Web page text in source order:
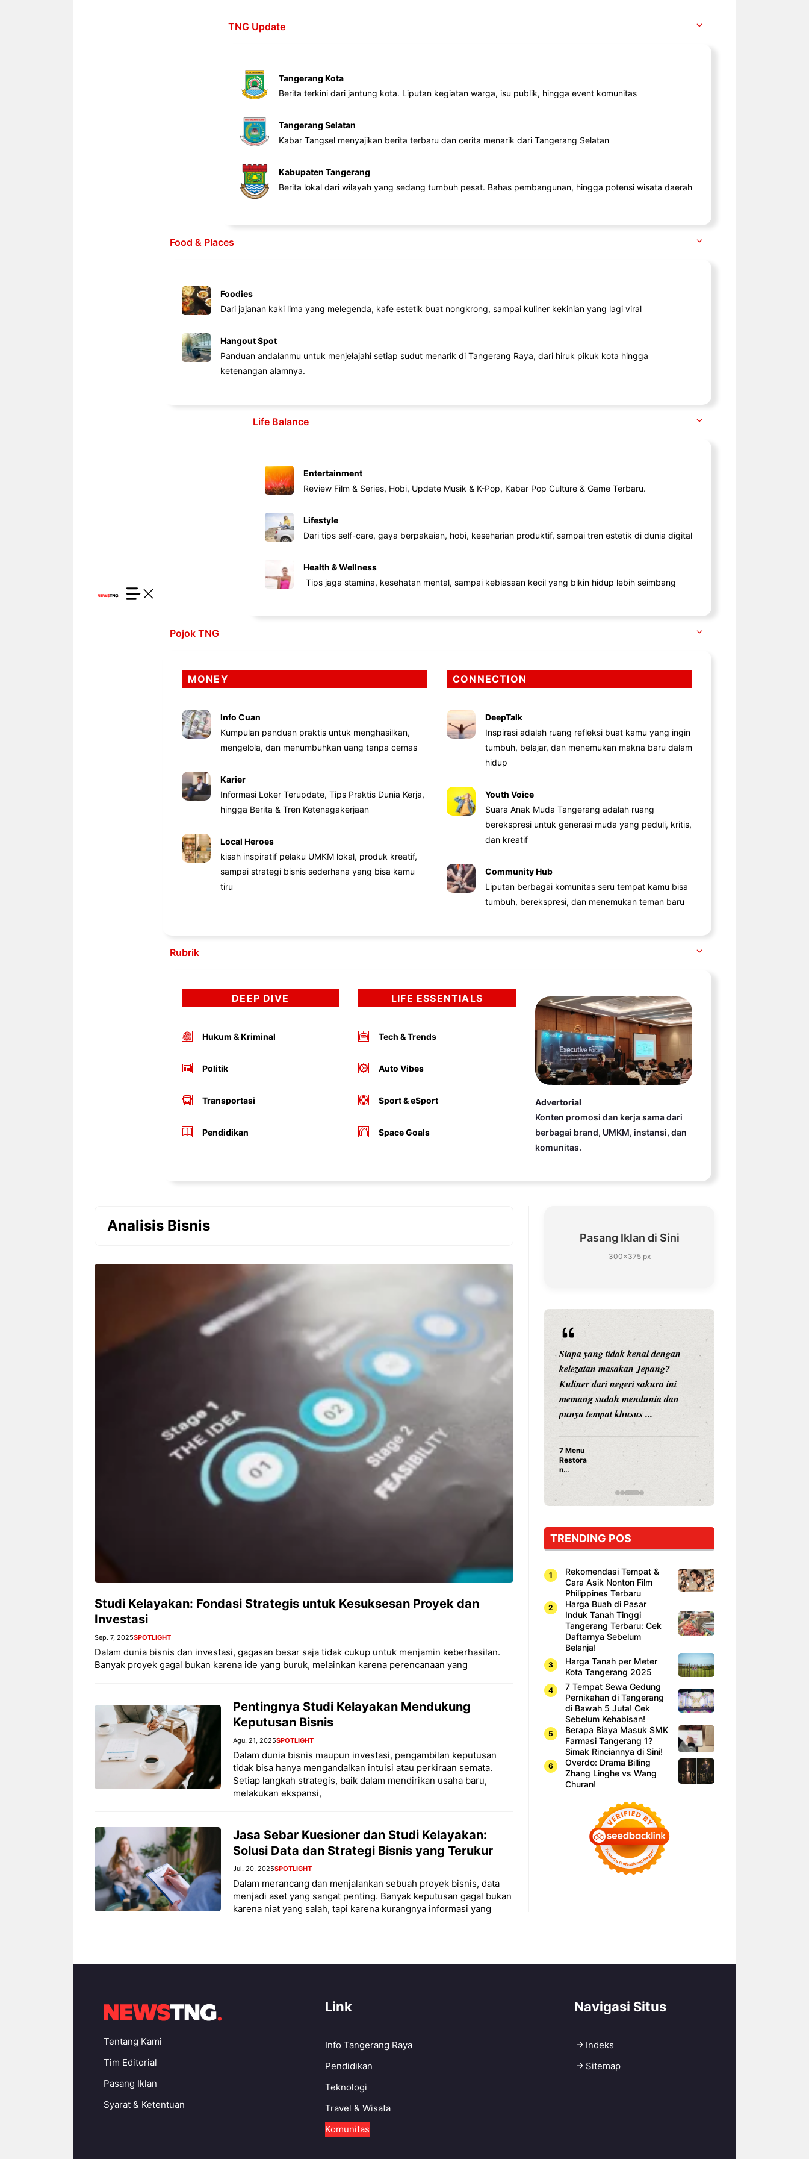
TNG Update
Tangerang Kota
Berita terkini dari jantung kota. Liputan kegiatan warga, isu publik, hingga event komunitas
Tangerang Selatan
Kabar Tangsel menyajikan berita terbaru dan cerita menarik dari Tangerang Selatan
Kabupaten Tangerang
Berita lokal dari wilayah yang sedang tumbuh pesat. Bahas pembangunan, hingga potensi wisata daerah
Food & Places
Foodies
Dari jajanan kaki lima yang melegenda, kafe estetik buat nongkrong, sampai kuliner kekinian yang lagi viral
Hangout Spot
Panduan andalanmu untuk menjelajahi setiap sudut menarik di Tangerang Raya, dari hiruk pikuk kota hingga
ketenangan alamnya.
Life Balance
Entertainment
Review Film & Series, Hobi, Update Musik & K-Pop, Kabar Pop Culture & Game Terbaru.
Lifestyle
Dari tips self-care, gaya berpakaian, hobi, keseharian produktif, sampai tren estetik di dunia digital
Health & Wellness
Tips jaga stamina, kesehatan mental, sampai kebiasaan kecil yang bikin hidup lebih seimbang
Pojok TNG
MONEY
Info Cuan
Kumpulan panduan praktis untuk menghasilkan,
mengelola, dan menumbuhkan uang tanpa cemas
Karier
Informasi Loker Terupdate, Tips Praktis Dunia Kerja,
hingga Berita & Tren Ketenagakerjaan
Local Heroes
kisah inspiratif pelaku UMKM lokal, produk kreatif,
sampai strategi bisnis sederhana yang bisa kamu
tiru
CONNECTION
DeepTalk
Inspirasi adalah ruang refleksi buat kamu yang ingin
tumbuh, belajar, dan menemukan makna baru dalam
hidup
Youth Voice
Suara Anak Muda Tangerang adalah ruang
berekspresi untuk generasi muda yang peduli, kritis,
dan kreatif
Community Hub
Liputan berbagai komunitas seru tempat kamu bisa
tumbuh, berekspresi, dan menemukan teman baru
Rubrik
DEEP DIVE
Hukum & Kriminal
Politik
Transportasi
Pendidikan
LIFE ESSENTIALS
Tech & Trends
Auto Vibes
Sport & eSport
Space Goals
Advertorial
Konten promosi dan kerja sama dari
berbagai brand, UMKM, instansi, dan
komunitas.
Analisis Bisnis
Studi Kelayakan: Fondasi Strategis untuk Kesuksesan Proyek dan
Investasi
Sep. 7, 2025SPOTLIGHT
Dalam dunia bisnis dan investasi, gagasan besar saja tidak cukup untuk menjamin keberhasilan.
Banyak proyek gagal bukan karena ide yang buruk, melainkan karena perencanaan yang
Pentingnya Studi Kelayakan Mendukung
Keputusan Bisnis
Agu. 21, 2025SPOTLIGHT
Dalam dunia bisnis maupun investasi, pengambilan keputusan
tidak bisa hanya mengandalkan intuisi atau perkiraan semata.
Setiap langkah strategis, baik dalam mendirikan usaha baru,
melakukan ekspansi,
Jasa Sebar Kuesioner dan Studi Kelayakan:
Solusi Data dan Strategi Bisnis yang Terukur
Jul. 20, 2025SPOTLIGHT
Dalam merancang dan menjalankan sebuah proyek bisnis, data
menjadi aset yang sangat penting. Banyak keputusan gagal bukan
karena niat yang salah, tapi karena kurangnya informasi yang
Pasang Iklan di Sini
300×375 px
Siapa sangka, dua nama besar di
Bandung – Menyambut pergantian
Bandung menghadirkan
penawaran spesial ...
Sambut 2026, Kakkoii
Bandung Hadirkan Pesta All
You Can Eat Mulai Rp
145.000
Pernah gak sih kamu mulai
ngerjain sesuatu cuma buat iseng-
iseng, eh ternyata malah jadi
peluang bisnis yang
Dari Iseng Jadi Cuan: Kisah
TUM_ATUL yang Ubah
Siapa yang tidak kenal dengan
kelezatan masakan Jepang?
Kuliner dari negeri sakura ini
memang sudah mendunia dan
punya tempat khusus ...
7 Menu
Restora
n
yang
Dicoba,
Cuma
Sushi!
TRENDING POS
Rekomendasi Tempat &
Cara Asik Nonton Film
Philippines Terbaru
Harga Buah di Pasar
Induk Tanah Tinggi
Tangerang Terbaru: Cek
Daftarnya Sebelum
Belanja!
Harga Tanah per Meter
Kota Tangerang 2025
7 Tempat Sewa Gedung
Pernikahan di Tangerang
di Bawah 5 Juta! Cek
Sebelum Kehabisan!
Berapa Biaya Masuk SMK
Farmasi Tangerang 1?
Simak Rinciannya di Sini!
Overdo: Drama Billing
Zhang Linghe vs Wang
Churan!
Tentang Kami
Tim Editorial
Pasang Iklan
Syarat & Ketentuan
Link
Info Tangerang Raya
Pendidikan
Teknologi
Travel & Wisata
Komunitas
Navigasi Situs
Indeks
Sitemap